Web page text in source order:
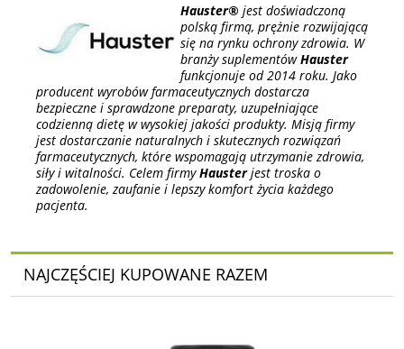
Hauster® jest doświadczoną
polską firmą, prężnie rozwijającą
się na rynku ochrony zdrowia. W
branży suplementówHauster
funkcjonuje od 2014 roku. Jako
producent wyrobów farmaceutycznych dostarcza
bezpieczne i sprawdzone preparaty, uzupełniające
codzienną dietę w wysokiej jakości produkty. Misją firmy
jest dostarczanie naturalnych i skutecznych rozwiązań
farmaceutycznych, które wspomagają utrzymanie zdrowia,
siły i witalności. Celem firmyHausterjest troska o
zadowolenie, zaufanie i lepszy komfort życia każdego
pacjenta.
NAJCZĘŚCIEJ KUPOWANE RAZEM